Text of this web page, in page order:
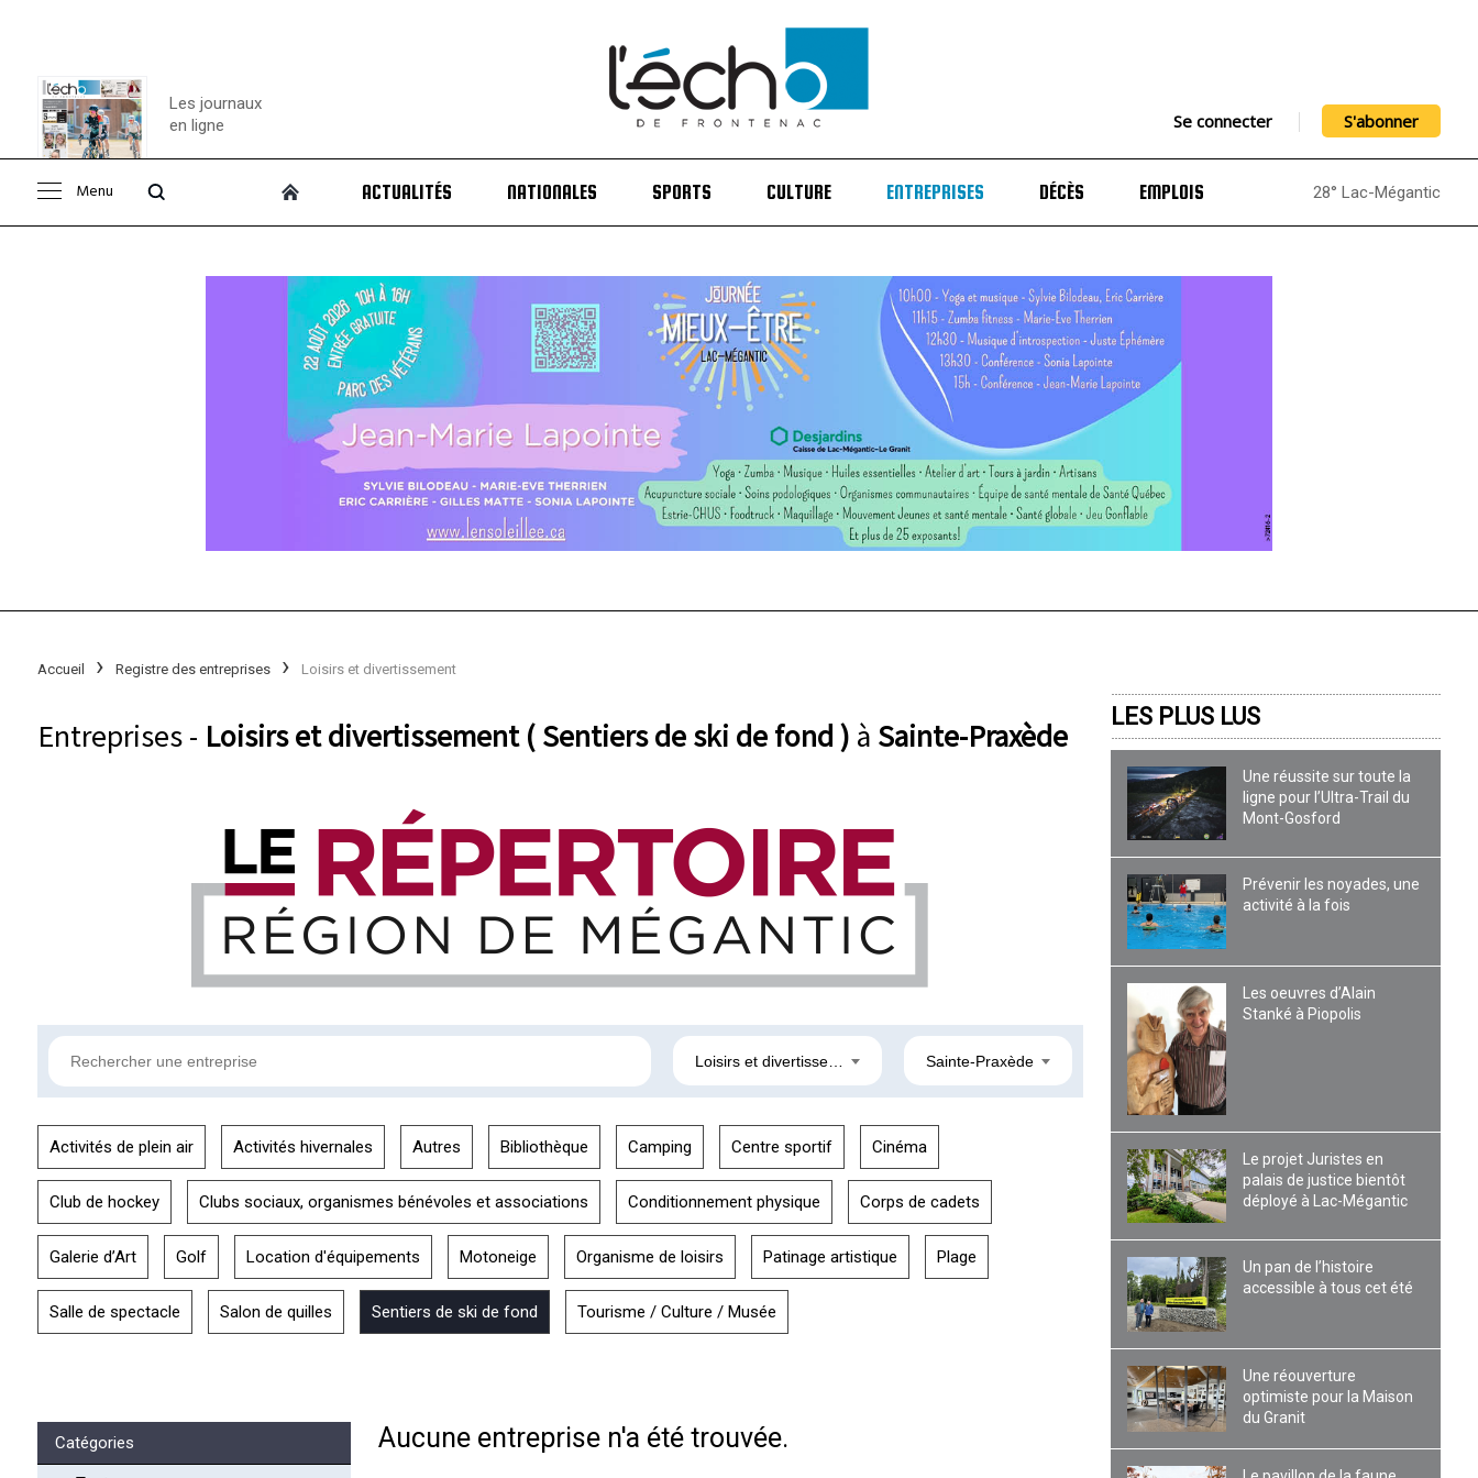
Consulter le
Les journaux
en ligne
Se connecter S'abonner
Menu ACTUALITÉS NATIONALES SPORTS CULTURE ENTREPRISES DÉCÈS EMPLOIS 28° Lac-Mégantic
Accueil Registre des entreprises Loisirs et divertissement
Entreprises - Loisirs et divertissement ( Sentiers de ski de fond ) à Sainte-Praxède
Sainte-Praxède
Activités de plein air Activités hivernales Autres Bibliothèque Camping Centre sportif Cinéma
Club de hockey Clubs sociaux, organismes bénévoles et associations Conditionnement physique Corps de cadets
Galerie d’Art Golf Location d'équipements Motoneige Organisme de loisirs Patinage artistique Plage
Salle de spectacle Salon de quilles Sentiers de ski de fond Tourisme / Culture / Musée
Catégories Aucune entreprise n'a été trouvée.
LES PLUS LUS
Une réussite sur toute la
ligne pour l’Ultra-Trail du
Mont-Gosford
Prévenir les noyades, une
activité à la fois
Les oeuvres d’Alain
Stanké à Piopolis
Le projet Juristes en
palais de justice bientôt
déployé à Lac-Mégantic
Un pan de l’histoire
accessible à tous cet été
Une réouverture
optimiste pour la Maison
du Granit